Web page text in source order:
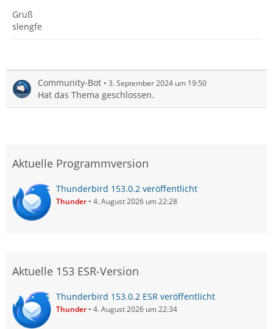
Gruß
slengfe
Community-Bot 3. September 2024 um 19:50
Hat das Thema geschlossen.
Aktuelle Programmversion
Thunderbird 153.0.2 veröffentlicht
Thunder 4. August 2026 um 22:28
Aktuelle 153 ESR-Version
Thunderbird 153.0.2 ESR veröffentlicht
Thunder 4. August 2026 um 22:34